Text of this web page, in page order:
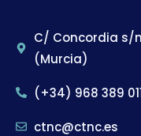
C/ Concordia s/
(Murcia)
(+34) 968 389
ctnc@ctnc.es